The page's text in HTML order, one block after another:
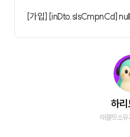
[가입] [inDto.slsCmpnCd] null
하
태블릿소